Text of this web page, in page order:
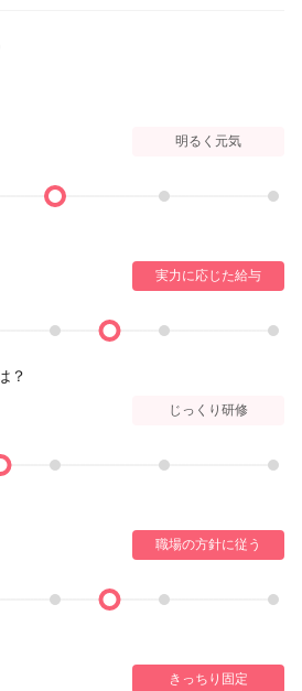
明るく元気
実力に応じた給与
？
じっくり研修
職場の方針に従う
きっちり固定